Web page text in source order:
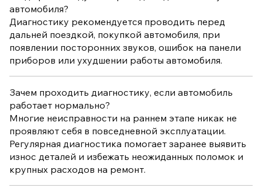
автомобиля?
Диагностику рекомендуется проводить перед
дальней поездкой, покупкой автомобиля, при
появлении посторонних звуков, ошибок на панели
приборов или ухудшении работы автомобиля.
Зачем проходить диагностику, если автомобиль
работает нормально?
Многие неисправности на раннем этапе никак не
проявляют себя в повседневной эксплуатации.
Регулярная диагностика помогает заранее выявить
износ деталей и избежать неожиданных поломок и
крупных расходов на ремонт.